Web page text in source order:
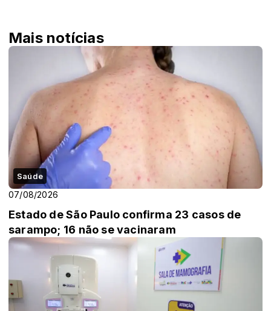
Mais notícias
Saúde
07/08/2026
Estado de São Paulo confirma 23 casos de
sarampo; 16 não se vacinaram